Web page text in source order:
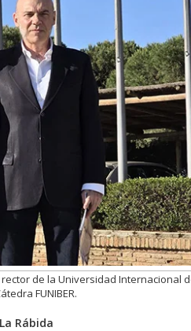
de la Universidad Internacional
FUNIBER.
Rábida